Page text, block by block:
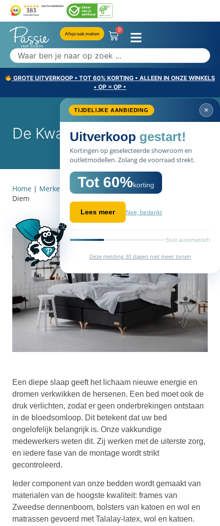
Afspraak maken
0
GROTE UITVERKOOP • TOT 60% KORTING • ALLEEN IN ONZE WINKELS
• OP = OP •
TIJDELIJKE AANBIEDING ✕
Uitverkoop gestart!
Kortingen op geselecteerde showroom en
outletmodellen. Zolang de voorraad strekt.
Tot 60%korting
Lees meer Nee, bedankt
Sluit automatisch
Deze melding 30 dagen niet meer tonen
De Kwaliteit Van Carpe Diem
Home | Merken | Carpe Diem | De kwaliteit van Carpe
Diem
Een diepe slaap geeft het lichaam nieuwe energie en
dromen verkwikken de hersenen. Een bed moet ook de
druk verlichten, zodat er geen onderbrekingen ontstaan
in de bloedsomloop. Dit betekent dat uw bed
ongelofelijk belangrijk is. Onze vakkundige
medewerkers weten dit. Zij werken met de uiterste zorg,
en iedere fase van de montage wordt strikt
gecontroleerd.
Ieder component van onze bedden wordt gemaakt van
materialen van de hoogste kwaliteit: frames van
Zweedse dennenboom, bolsters van katoen en wol en
matrassen gevoerd met Talalay-latex, wol en katoen.